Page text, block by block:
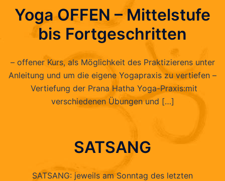
Yoga OFFEN – Mittelstufe
bis Fortgeschritten
– offener Kurs, als Möglichkeit des Praktizierens unter
Anleitung und um die eigene Yogapraxis zu vertiefen –
Vertiefung der Prana Hatha Yoga-Praxis:mit
verschiedenen Übungen und […]
SATSANG
SATSANG: jeweils am Sonntag des letzten